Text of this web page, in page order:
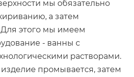
мы обязательно
а затем
этого мы имеем
- ванны с
растворами.
изделие промывается, затем